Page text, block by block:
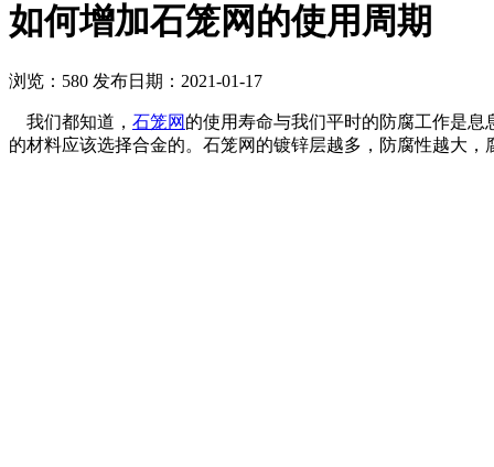
如何增加石笼网的使用周期
浏览： 580 发布日期：2021-01-17
我们都知道， 石笼网 的使用寿命与我们平时的防腐工作是
的材料应该选择合金的。石笼网的镀锌层越多，防腐性越大